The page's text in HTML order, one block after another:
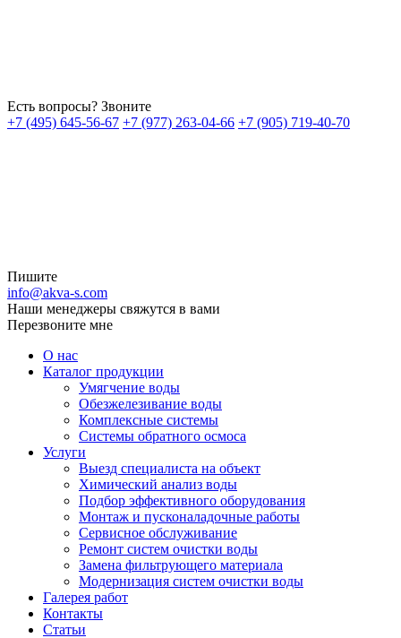
Есть вопросы? Звоните
+7 (495) 645-56-67 +7 (977) 263-04-66 +7 (905) 719-40-70
Пишите
info@akva-s.com
Наши менеджеры свяжутся в вами
Перезвоните мне
О нас
Каталог продукции
Умягчение воды
Обезжелезивание воды
Комплексные системы
Системы обратного осмоса
Услуги
Выезд специалиста на объект
Химический анализ воды
Подбор эффективного оборудования
Монтаж и пусконаладочные работы
Сервисное обслуживание
Ремонт систем очистки воды
Замена фильтрующего материала
Модернизация систем очистки воды
Галерея работ
Контакты
Статьи